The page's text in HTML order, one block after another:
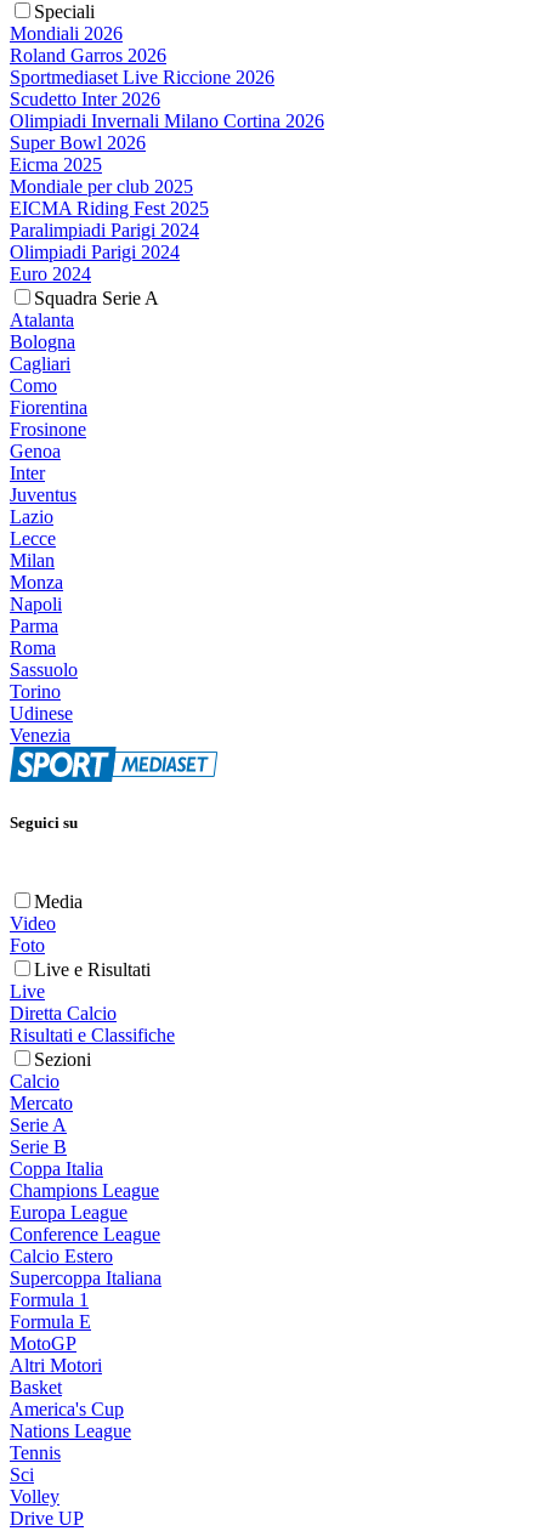
Speciali
Mondiali 2026
Roland Garros 2026
Sportmediaset Live Riccione 2026
Scudetto Inter 2026
Olimpiadi Invernali Milano Cortina 2026
Super Bowl 2026
Eicma 2025
Mondiale per club 2025
EICMA Riding Fest 2025
Paralimpiadi Parigi 2024
Olimpiadi Parigi 2024
Euro 2024
Squadra Serie A
Atalanta
Bologna
Cagliari
Como
Fiorentina
Frosinone
Genoa
Inter
Juventus
Lazio
Lecce
Milan
Monza
Napoli
Parma
Roma
Sassuolo
Torino
Udinese
Venezia
Seguici su
Media
Video
Foto
Live e Risultati
Live
Diretta Calcio
Risultati e Classifiche
Sezioni
Calcio
Mercato
Serie A
Serie B
Coppa Italia
Champions League
Europa League
Conference League
Calcio Estero
Supercoppa Italiana
Formula 1
Formula E
MotoGP
Altri Motori
Basket
America's Cup
Nations League
Tennis
Sci
Volley
Drive UP